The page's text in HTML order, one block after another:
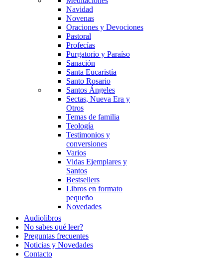
Navidad
Novenas
Oraciones y Devociones
Pastoral
Profecías
Purgatorio y Paraíso
Sanación
Santa Eucaristía
Santo Rosario
Santos Ángeles
Sectas, Nueva Era y
Otros
Temas de familia
Teología
Testimonios y
conversiones
Varios
Vidas Ejemplares y
Santos
Bestsellers
Libros en formato
pequeño
Novedades
Audiolibros
No sabes qué leer?
Preguntas frecuentes
Noticias y Novedades
Contacto